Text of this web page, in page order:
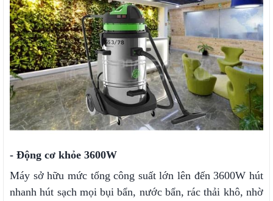
- Động cơ khỏe 3600W
Máy sở hữu mức tổng công suất lớn lên đến 3600W hút
nhanh hút sạch mọi bụi bẩn, nước bẩn, rác thải khô, nhờ